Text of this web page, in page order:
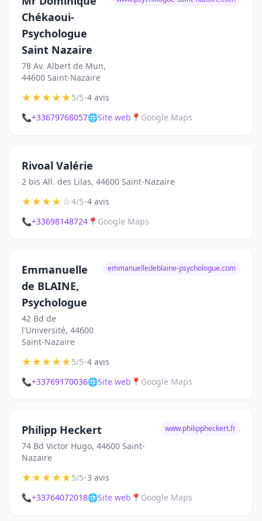
Chékaoui-
Psychologue
Saint Nazaire
78 Av. Albert de Mun,
44600 Saint-Nazaire
★★★★★5/5•4 avis
📞+33679768057🌐Site web 📍 Google Maps
Rivoal Valérie
2 bis All. des Lilas, 44600 Saint-Nazaire
★★★★☆4/5•4 avis
📞+33698148724 📍 Google Maps
Emmanuelle
de BLAINE,
Psychologue
42 Bd de
l'Université, 44600
Saint-Nazaire
emmanuelledeblaine-psychologue.com
★★★★★5/5•4 avis
📞+33769170036🌐Site web 📍 Google Maps
Philipp Heckert
74 Bd Victor Hugo, 44600 Saint-
Nazaire
www.philippheckert.fr
★★★★★5/5•3 avis
📞+33764072018🌐Site web 📍 Google Maps